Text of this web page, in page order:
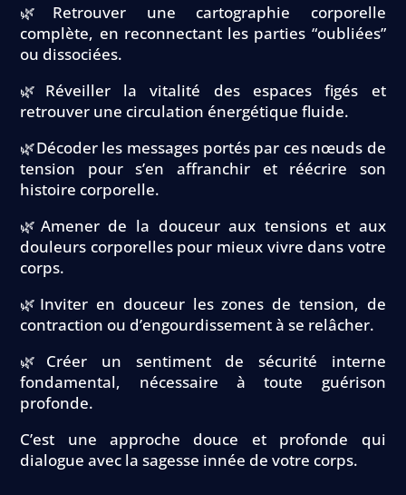
🌿Retrouver une cartographie corporelle
complète, en reconnectant les parties “oubliées”
ou dissociées.
🌿Réveiller la vitalité des espaces figés et
retrouver une circulation énergétique fluide.
🌿Décoder les messages portés par ces nœuds de
tension pour s’en affranchir et réécrire son
histoire corporelle.
🌿Amener de la douceur aux tensions et aux
douleurs corporelles pour mieux vivre dans votre
corps.
🌿Inviter en douceur les zones de tension, de
contraction ou d’engourdissement à se relâcher.
🌿Créer un sentiment de sécurité interne
fondamental, nécessaire à toute guérison
profonde.
C’est une approche douce et profonde qui
dialogue avec la sagesse innée de votre corps.